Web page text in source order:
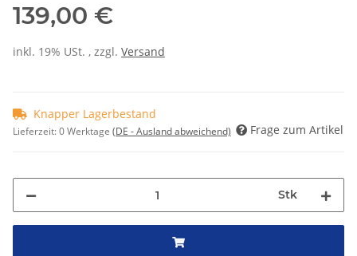
139,00 €
inkl. 19% USt. , zzgl. Versand
Knapper Lagerbestand
Lieferzeit:0 Werktage (DE - Ausland abweichend) Frage zum Artikel
Stk